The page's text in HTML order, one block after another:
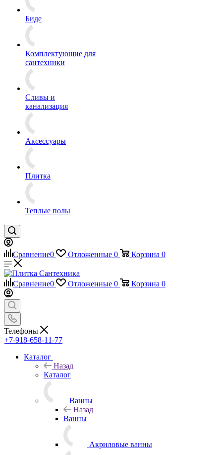
Биде
Комплектующие для
сантехники
Сливы и
канализация
Аксессуары
Плитка
Теплые полы
Сравнение0 Отложенные 0 Корзина 0
Сравнение0 Отложенные 0 Корзина 0
Телефоны
+7-918-658-11-77
Каталог
Назад
Каталог
Ванны
Назад
Ванны
Акриловые ванны